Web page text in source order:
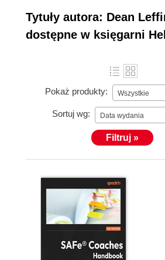
Tytuły autora: Dean
dostępne w księgarni
Pokaż produkty: Wszystkie
Sortuj wg: Data wydania
Filtruj »